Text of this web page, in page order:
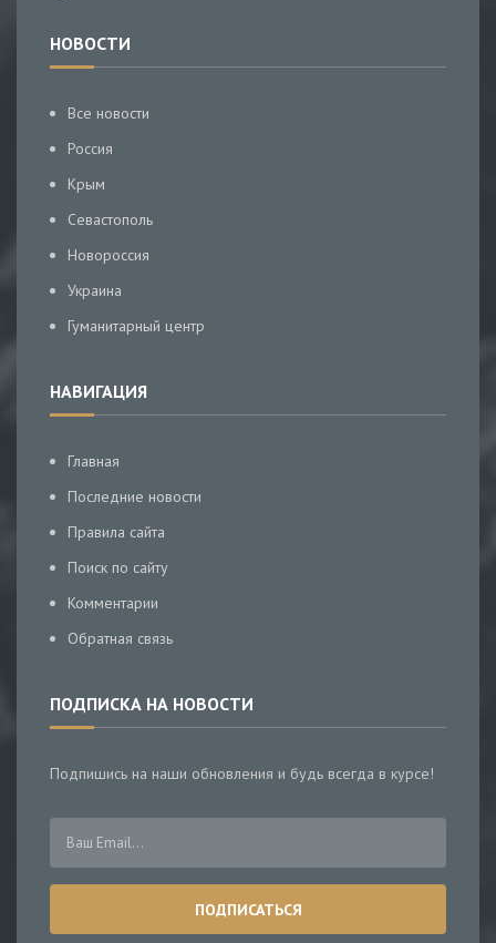
НОВОСТИ
Все новости
Россия
Крым
Севастополь
Новороссия
Украина
Гуманитарный центр
НАВИГАЦИЯ
Главная
Последние новости
Правила сайта
Поиск по сайту
Комментарии
Обратная связь
ПОДПИСКА НА НОВОСТИ
Подпишись на наши обновления и будь всегда в курсе!